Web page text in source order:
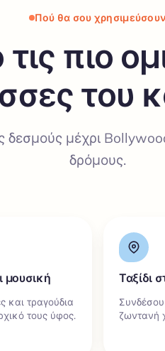
Πού θα σου χρησιμεύσουν
πιο
του
δεσμούς μέχρι
δρόμους.
μουσική
και τραγούδια
τους ύφος.
Ταξίδι
Συνδέσου
ζωντανή